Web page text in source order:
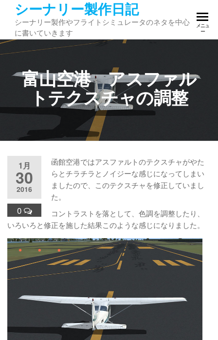
ン
ツ
シーナリー製作日記
シーナリー製作やフライトシミュレータのネタを中心
に書いていきます
メニュ
ー
富山空港 アスファル
トテクスチャの調整
1月
30
2016
0
函館空港ではアスファルトのテクスチャがやた
らとチラチラとノイジーな感じになってしまい
ましたので、このテクスチャを修正していまし
た。
コントラストを落として、色調を調整したり、
いろいろと修正を施した結果このような感じになりました。